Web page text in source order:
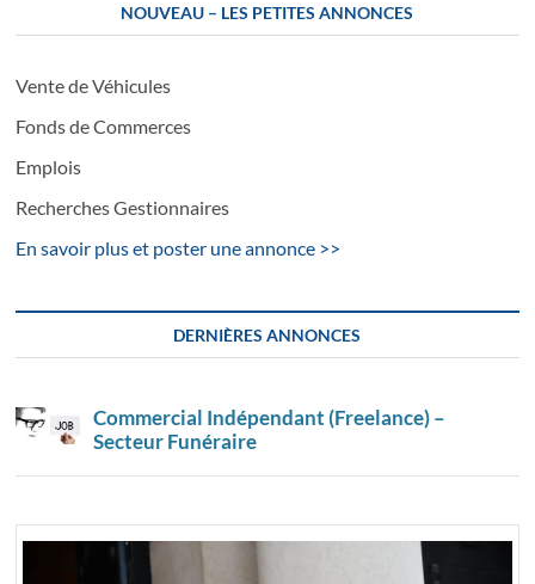
NOUVEAU – LES PETITES ANNONCES
Vente de Véhicules
Fonds de Commerces
Emplois
Recherches Gestionnaires
En savoir plus et poster une annonce >>
DERNIÈRES ANNONCES
Commercial Indépendant (Freelance) –
Secteur Funéraire